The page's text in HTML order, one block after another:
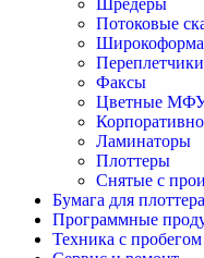
Шредеры
Потоковые
Переплетчики
Факсы
Цветные
Ламинаторы
Плоттеры
Снятые с
Бумага для плоттера
Программные
Техника с пробегом